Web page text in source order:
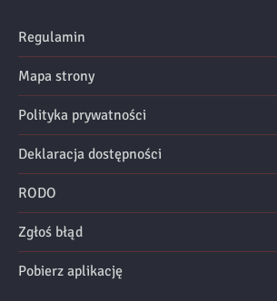
Regulamin
Mapa strony
Polityka prywatności
Deklaracja dostępności
RODO
Zgłoś błąd
Pobierz aplikację